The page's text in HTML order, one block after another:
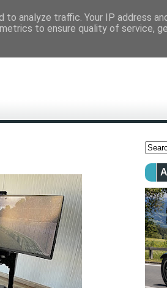
analyze traffic. Your IP address
to ensure quality of service,